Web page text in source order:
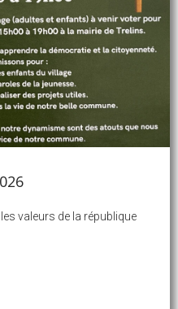
valeurs de la république